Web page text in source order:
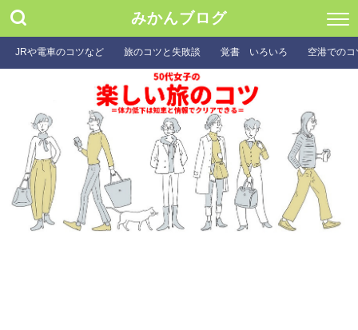
みかんブログ
JRや電車のコツなど 旅のコツと失敗談 覚書 いろいろ 空港での